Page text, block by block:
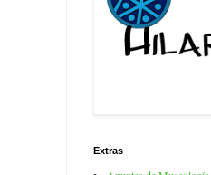
Extras